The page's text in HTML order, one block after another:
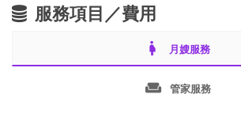
服務項目／費用
pregnant_woman 月嫂服務
weekend 管家服務